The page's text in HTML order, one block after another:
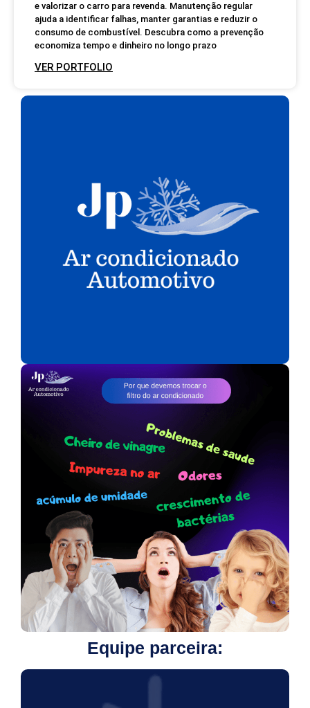
e valorizar o carro para revenda. Manutenção regular
ajuda a identificar falhas, manter garantias e reduzir o
consumo de combustível. Descubra como a prevenção
economiza tempo e dinheiro no longo prazo
VER PORTFOLIO
Equipe parceira: